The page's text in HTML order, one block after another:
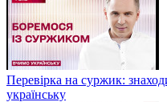
Перевірка на суржик:
українську